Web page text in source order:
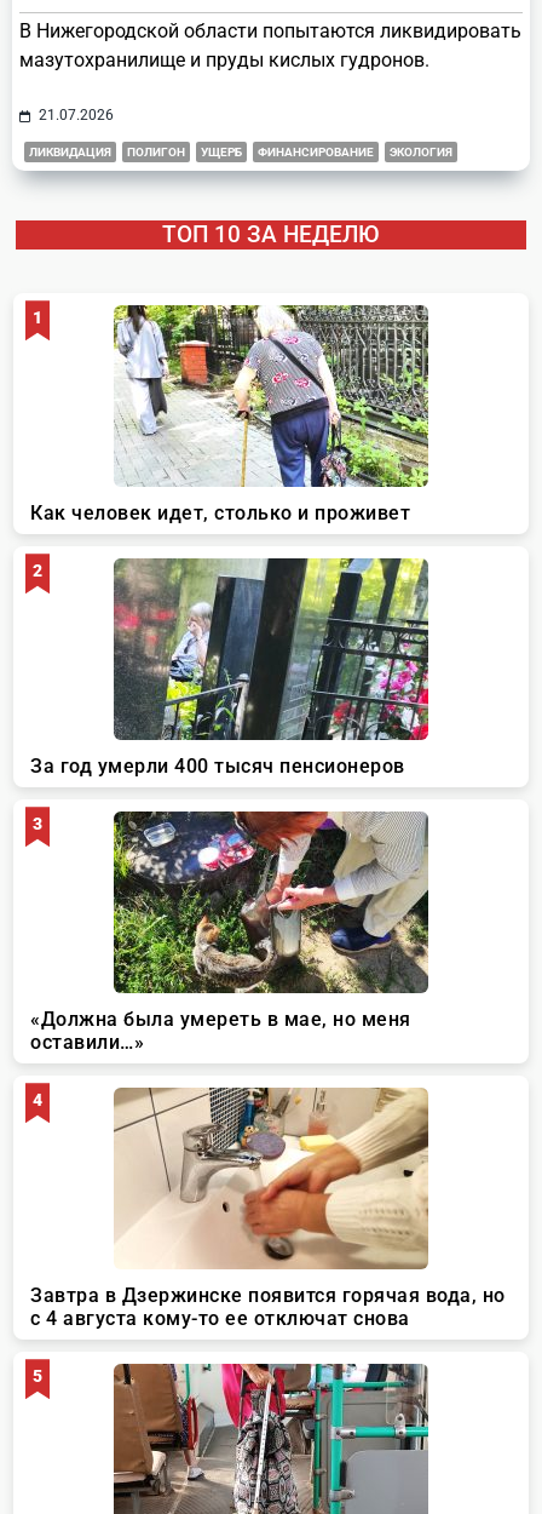
В Нижегородской области попытаются ликвидировать
мазутохранилище и пруды кислых гудронов.
21.07.2026
ЛИКВИДАЦИЯ ПОЛИГОН УЩЕРБ ФИНАНСИРОВАНИЕ ЭКОЛОГИЯ
ТОП 10 ЗА НЕДЕЛЮ